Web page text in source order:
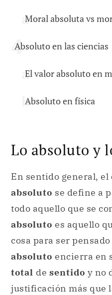
Moral absoluta vs
Absoluto en las ciencias
El valor absoluto en
Absoluto en física
Lo absoluto y
En sentido general, el
absoluto se define a
todo aquello que se
absoluto es aquello
cosa para ser
absoluto encierra en
total de sentido y no
justificación más que